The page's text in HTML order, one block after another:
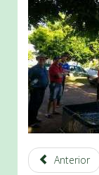
Anterior